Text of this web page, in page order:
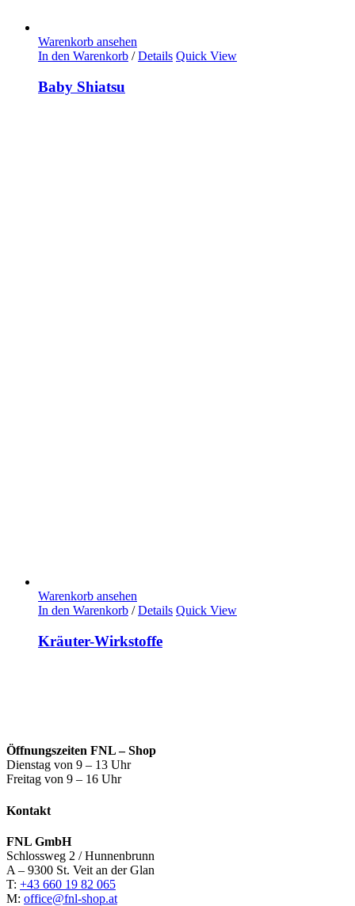
Warenkorb ansehen
In den Warenkorb / Details Quick View
Baby Shiatsu
Warenkorb ansehen
In den Warenkorb / Details Quick View
Kräuter-Wirkstoffe
Öffnungszeiten FNL – Shop
Dienstag von 9 – 13 Uhr
Freitag von 9 – 16 Uhr
Kontakt
FNL GmbH
Schlossweg 2 / Hunnenbrunn
A – 9300 St. Veit an der Glan
T: +43 660 19 82 065
M: office@fnl-shop.at